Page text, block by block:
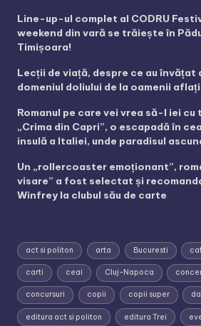
Line-up-ul complet al CODRU
weekend din vară se trăiește în
Timișoara!
Lecții de viață, despre ce au
domeniul doliului de la oamenii
Romanul pe care vei vrea să-l iei cu
„Crima din Capri”, o escapadă în
insulă a Italiei, unde paradisul
Un „rollercoaster emoționant”,
visare” a fost selectat și
Winfrey la clubul său de carte
act si politon arta Bucuresti
carti ceai Cluj-Napoca
concursuri copii copii super
editura act si politon editura Trei